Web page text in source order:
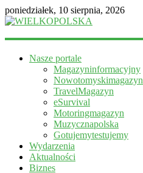
poniedziałek, 10 sierpnia, 2026
WIELKOPOLSKA
informacyjny
Nasze portale
Magazyninformacyjny
Nowotomyskimagazyn
TravelMagazyn
eSurvival
Motoringmagazyn
Muzycznapolska
Gotujemytestujemy
Wydarzenia
Aktualności
Biznes